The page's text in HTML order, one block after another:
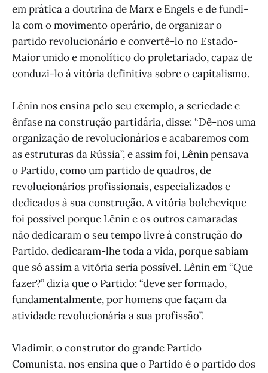
em prática a doutrina de Marx e Engels e de fundi-
la com o movimento operário, de organizar o
partido revolucionário e convertê-lo no Estado-
Maior unido e monolítico do proletariado, capaz de
conduzi-lo à vitória definitiva sobre o capitalismo.
Lênin nos ensina pelo seu exemplo, a seriedade e
ênfase na construção partidária, disse: “Dê-nos uma
organização de revolucionários e acabaremos com
as estruturas da Rússia”, e assim foi, Lênin pensava
o Partido, como um partido de quadros, de
revolucionários profissionais, especializados e
dedicados à sua construção. A vitória bolchevique
foi possível porque Lênin e os outros camaradas
não dedicaram o seu tempo livre à construção do
Partido, dedicaram-lhe toda a vida, porque sabiam
que só assim a vitória seria possível. Lênin em “Que
fazer?” dizia que o Partido: “deve ser formado,
fundamentalmente, por homens que façam da
atividade revolucionária a sua profissão”.
Vladimir, o construtor do grande Partido
Comunista, nos ensina que o Partido é o partido dos